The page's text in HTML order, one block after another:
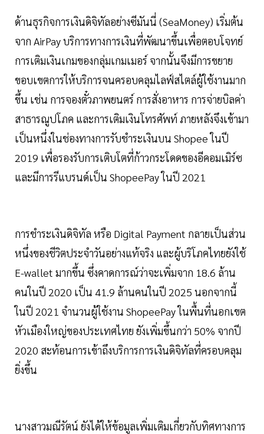
ด้านธุรกิจการเงินดิจิทัลอย่างซีมันนี่ (SeaMoney) เริ่มต้น
จาก AirPay บริการทางการเงินที่พัฒนาขึ้นเพื่อตอบโจทย์
การเติมเงินเกมของกลุ่มเกมเมอร์ จากนั้นจึงมีการขยาย
ขอบเขตการให้บริการจนครอบคลุมไลฟ์สไตล์ผู้ใช้งานมาก
ขึ้น เช่น การจองตั๋วภาพยนตร์ การสั่งอาหาร การจ่ายบิลค่า
สาธารณูปโภค และการเติมเงินโทรศัพท์ ภายหลังจึงเข้ามา
เป็นหนึ่งในช่องทางการรับชำระเงินบน Shopee ในปี
2019 เพื่อรองรับการเติบโตที่ก้าวกระโดดของอีคอมเมิร์ซ
และมีการรีแบรนด์เป็น ShopeePay ในปี 2021
การชำระเงินดิจิทัล หรือ Digital Payment กลายเป็นส่วน
หนึ่งของชีวิตประจำวันอย่างแท้จริง และผู้บริโภคไทยยังใช้
E-wallet มากขึ้น ซึ่งคาดการณ์ว่าจะเพิ่มจาก 18.6 ล้าน
คนในปี 2020 เป็น 41.9 ล้านคนในปี 2025 นอกจากนี้
ในปี 2021 จำนวนผู้ใช้งาน ShopeePay ในพื้นที่นอกเขต
หัวเมืองใหญ่ของประเทศไทย ยังเพิ่มขึ้นกว่า 50% จากปี
2020 สะท้อนการเข้าถึงบริการการเงินดิจิทัลที่ครอบคลุม
ยิ่งขึ้น
นางสาวมณีรัตน์ ยังได้ให้ข้อมูลเพิ่มเติมเกี่ยวกับทิศทางการ